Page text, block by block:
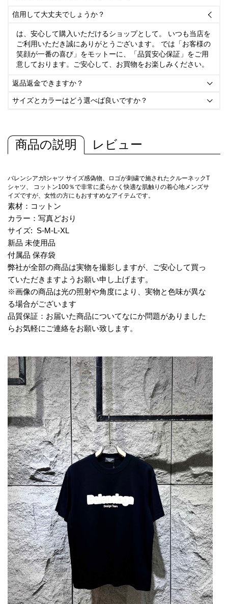
信用して大丈夫でしょうか？ 
は、安心して購入いただけるショップとして。 いつも当店を
ご利用いただき誠にありがとうございます。 では「お客様の
笑顔が一番の喜び」をモットーに、「品質安心保証」をご用
意しております。ご安心して、お買物をお楽しみください。
返品返金できますか？ 
サイズとカラーはどう選べば良いですか？ 
商品の説明 レビュー
バレンシアガtシャツ サイズ感偽物、ロゴが刺繍で施されたクルーネックT
シャツ、 コットン100％で非常に柔らかく快適な肌触りの着心地メンズサ
イズですが、女性の方にもおすすめなアイテムです。
素材：コットン
カラー：写真どおり
サイズ: S-M-L-XL
新品 未使用品
付属品 保存袋
弊社が全部の商品は実物を撮影しますが、ご安心して買っ
ていただきますようお願い申し上げます。
※画像の商品は光の照射や角度により、実物と色味が異な
る場合がございます
品質保証：お届いた商品についてなにか問題がありました
らお気軽にご連絡をお願い致します。